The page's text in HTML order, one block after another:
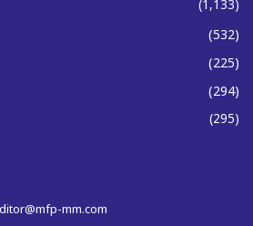
(1,133)
(532)
(225)
(294)
(295)
mm.com